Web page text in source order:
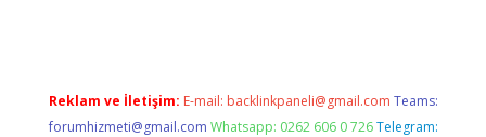
Reklam ve İletişim: E-mail: backlinkpaneli@gmail.com Teams:
forumhizmeti@gmail.com Whatsapp: 0262 606 0 726 Telegram: